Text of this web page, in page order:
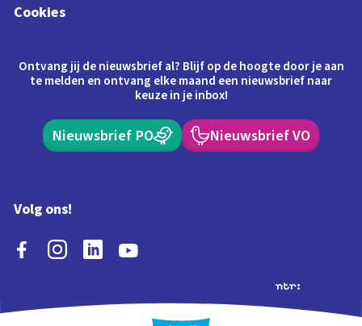
Cookies
Ontvang jij de nieuwsbrief al? Blijf op de hoogte door je aan
te melden en ontvang elke maand een nieuwsbrief naar
keuze in je inbox!
Nieuwsbrief PO Nieuwsbrief VO
Volg ons!